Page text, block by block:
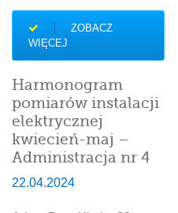
ZOBACZ
WIĘCEJ
Harmonogram
pomiarów instalacji
elektrycznej
kwiecień-maj –
Administracja nr 4
22.04.2024